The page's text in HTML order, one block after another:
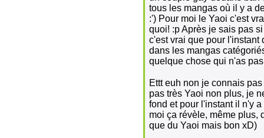
tous les mangas où il y a
:') Pour moi le Yaoi c'est
quoi! :p Après je sais pas
c'est vrai que pour l'instant
dans les mangas
quelque chose qui n'as
Ettt euh non je connais
pas très Yaoi non plus, je
fond et pour l'instant il n'y
moi ça révèle, même plus,
que du Yaoi mais bon xD)